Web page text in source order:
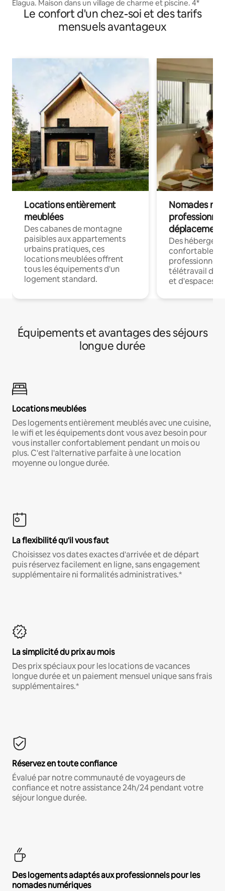
Elagua. Maison dans un village de charme et piscine. 4*
Le confort d'un chez-soi et des tarifs
mensuels avantageux
Locations entièrement
meublées
Des cabanes de montagne
paisibles aux appartements
urbains pratiques, ces
locations meublées offrent
tous les équipements d'un
logement standard.
Nomades
déplacement
Des
confortables
professionnels
télétravail
et d'espaces
Équipements et avantages des séjours
longue durée
Locations meublées
Des logements entièrement meublés avec une cuisine,
le wifi et les équipements dont vous avez besoin pour
vous installer confortablement pendant un mois ou
plus. C'est l'alternative parfaite à une location
moyenne ou longue durée.
La flexibilité qu'il vous faut
Choisissez vos dates exactes d'arrivée et de départ
puis réservez facilement en ligne, sans engagement
supplémentaire ni formalités administratives.*
La simplicité du prix au mois
Des prix spéciaux pour les locations de vacances
longue durée et un paiement mensuel unique sans frais
supplémentaires.*
Réservez en toute confiance
Évalué par notre communauté de voyageurs de
confiance et notre assistance 24h/24 pendant votre
séjour longue durée.
Des logements adaptés aux professionnels pour les
nomades numériques